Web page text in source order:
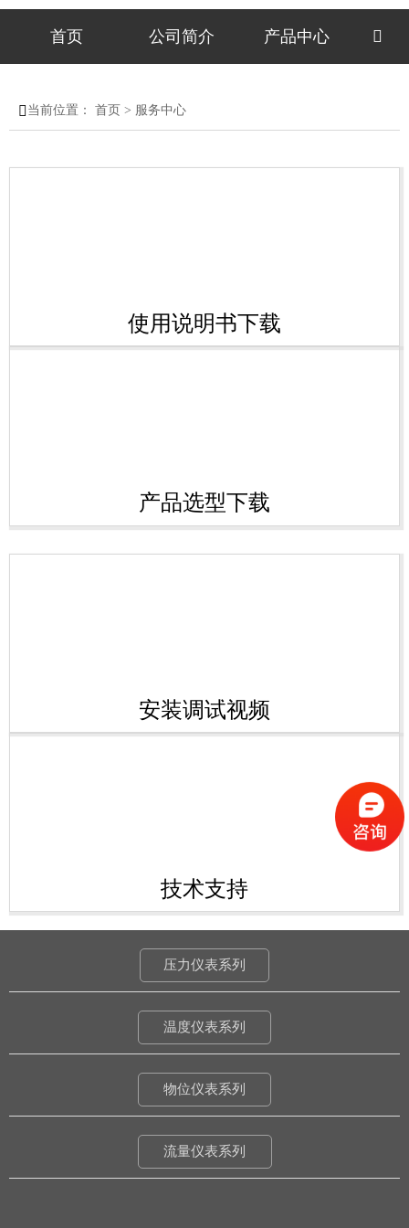
首页 公司简介 产品中心 
 当前位置： 首页 > 服务中心
使用说明书下载
产品选型下载
安装调试视频
技术支持
压力仪表系列
温度仪表系列
物位仪表系列
流量仪表系列